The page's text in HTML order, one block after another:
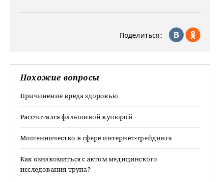
Поделиться:
Похожие вопросы
Причинение вреда здоровью
Рассчитался фальшивой купюрой
Мошенничество в сфере интернет-трейдинга
Как ознакомиться с актом медицинского
исследования трупа?